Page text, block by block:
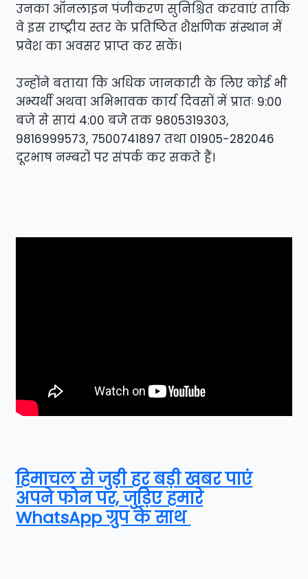
उनका ऑनलाइन पंजीकरण सुनिश्चित करवाएं ताकि
वे इस राष्ट्रीय स्तर के प्रतिष्ठित शैक्षणिक संस्थान में
प्रवेश का अवसर प्राप्त कर सकें।
उन्होंने बताया कि अधिक जानकारी के लिए कोई भी
अभ्यर्थी अथवा अभिभावक कार्य दिवसों में प्रातः 9:00
बजे से सायं 4:00 बजे तक 9805319303,
9816999573, 7500741897 तथा 01905-282046
दूरभाष नम्बरों पर संपर्क कर सकते हैं।
हिमाचल से जुड़ी हर बड़ी खबर पाएं
अपने फोन पर, जुड़िए हमारे
WhatsApp ग्रुप के साथ